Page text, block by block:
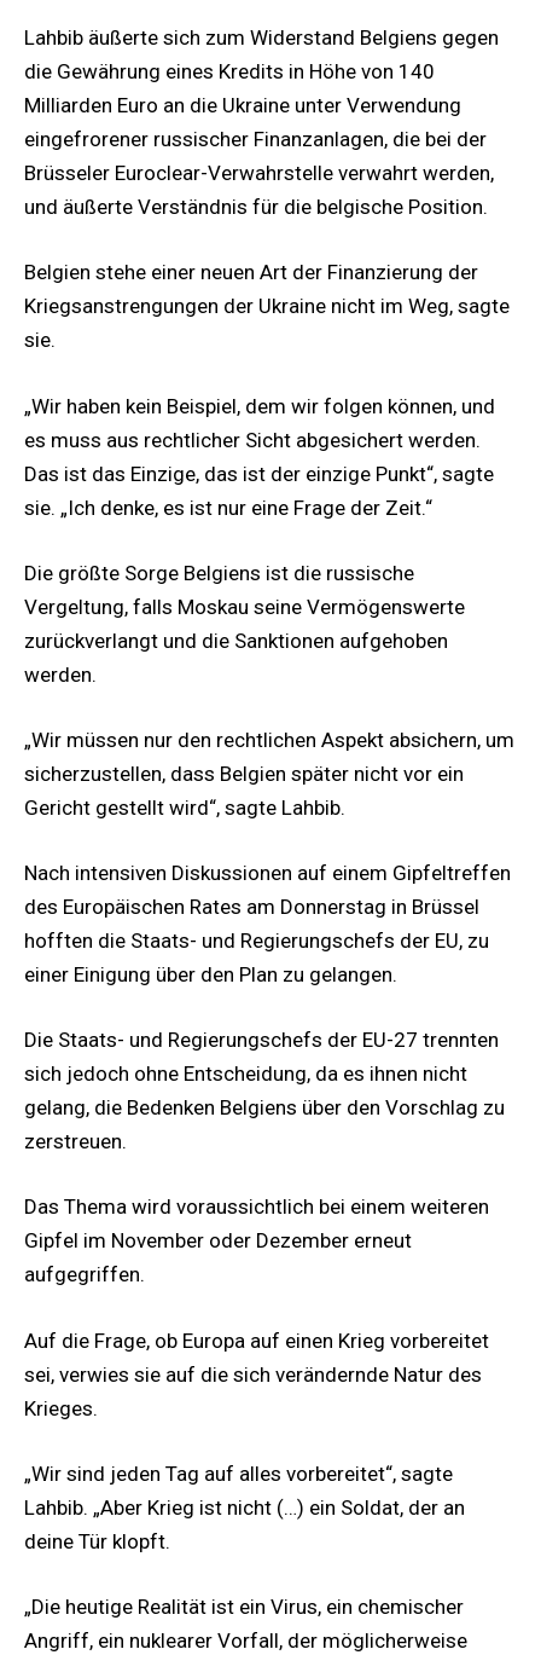
Lahbib äußerte sich zum Widerstand Belgiens gegen
die Gewährung eines Kredits in Höhe von 140
Milliarden Euro an die Ukraine unter Verwendung
eingefrorener russischer Finanzanlagen, die bei der
Brüsseler Euroclear-Verwahrstelle verwahrt werden,
und äußerte Verständnis für die belgische Position.
Belgien stehe einer neuen Art der Finanzierung der
Kriegsanstrengungen der Ukraine nicht im Weg, sagte
sie.
„Wir haben kein Beispiel, dem wir folgen können, und
es muss aus rechtlicher Sicht abgesichert werden.
Das ist das Einzige, das ist der einzige Punkt“, sagte
sie. „Ich denke, es ist nur eine Frage der Zeit.“
Die größte Sorge Belgiens ist die russische
Vergeltung, falls Moskau seine Vermögenswerte
zurückverlangt und die Sanktionen aufgehoben
werden.
„Wir müssen nur den rechtlichen Aspekt absichern, um
sicherzustellen, dass Belgien später nicht vor ein
Gericht gestellt wird“, sagte Lahbib.
Nach intensiven Diskussionen auf einem Gipfeltreffen
des Europäischen Rates am Donnerstag in Brüssel
hofften die Staats- und Regierungschefs der EU, zu
einer Einigung über den Plan zu gelangen.
Die Staats- und Regierungschefs der EU-27 trennten
sich jedoch ohne Entscheidung, da es ihnen nicht
gelang, die Bedenken Belgiens über den Vorschlag zu
zerstreuen.
Das Thema wird voraussichtlich bei einem weiteren
Gipfel im November oder Dezember erneut
aufgegriffen.
Auf die Frage, ob Europa auf einen Krieg vorbereitet
sei, verwies sie auf die sich verändernde Natur des
Krieges.
„Wir sind jeden Tag auf alles vorbereitet“, sagte
Lahbib. „Aber Krieg ist nicht (…) ein Soldat, der an
deine Tür klopft.
„Die heutige Realität ist ein Virus, ein chemischer
Angriff, ein nuklearer Vorfall, der möglicherweise